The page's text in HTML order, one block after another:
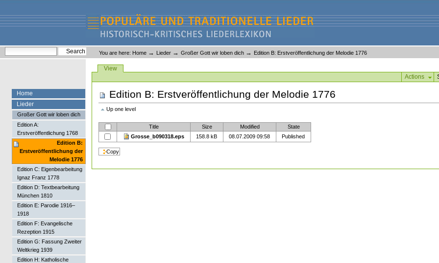
content.
navigation
Liederlexikon
Personal
tools
You are here: Home → Lieder → Großer Gott wir loben dich → Edition B: Erstveröffentlichung der Melodie 1776
ViewsView
Actions
Edition B: Erstveröffentlichung der Melodie 1776
Up one level
Title Size Modified
State
Grosse_b090318.eps
158.8 kB 08.07.2009 09:58 Published
Home
Lieder
Großer Gott wir loben dich
Edition A:
Erstveröffentlichung 1768
Edition B:
Erstveröffentlichung der
Melodie 1776
Edition C: Eigenbearbeitung
Ignaz Franz 1778
Edition D: Textbearbeitung
München 1810
Edition E: Parodie 1916–
1918
Edition F: Evangelische
Rezeption 1915
Edition G: Fassung Zweiter
Weltkrieg 1939
Edition H: Katholische